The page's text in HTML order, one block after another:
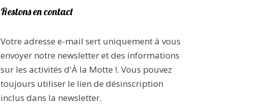
Restons en contact
Votre adresse e-mail sert uniquement à vous
envoyer notre newsletter et des informations
sur les activités d'À la Motte !. Vous pouvez
toujours utiliser le lien de désinscription
inclus dans la newsletter.